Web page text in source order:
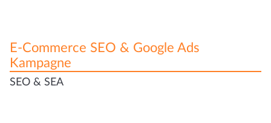
E-Commerce SEO & Google Ads
Kampagne
SEO & SEA